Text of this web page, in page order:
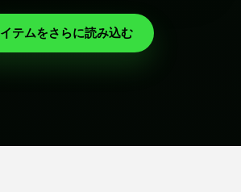
テムをさらに読み込む